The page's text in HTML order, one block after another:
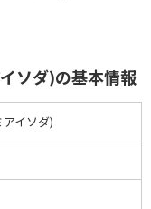
ソダ)の基本情報
アイソダ)